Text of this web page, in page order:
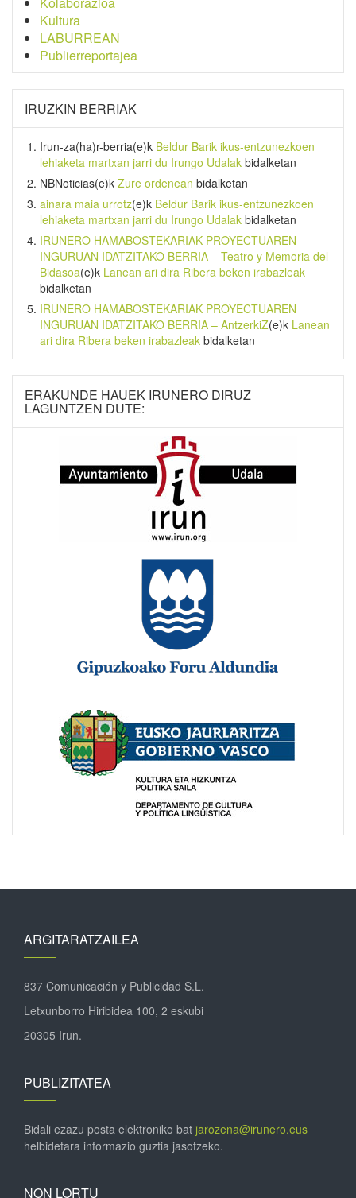
Kultura
LABURREAN
Publierreportajea
IRUZKIN BERRIAK
Irun-za(ha)r-berria(e)k Beldur Barik ikus-entzunezkoen
lehiaketa martxan jarri du Irungo Udalak bidalketan
NBNoticias(e)k Zure ordenean bidalketan
ainara maia urrotz(e)k Beldur Barik ikus-entzunezkoen
lehiaketa martxan jarri du Irungo Udalak bidalketan
IRUNERO HAMABOSTEKARIAK PROYECTUAREN
INGURUAN IDATZITAKO BERRIA – Teatro y Memoria del
Bidasoa(e)k Lanean ari dira Ribera beken irabazleak
bidalketan
IRUNERO HAMABOSTEKARIAK PROYECTUAREN
INGURUAN IDATZITAKO BERRIA – AntzerkiZ(e)k Lanean
ari dira Ribera beken irabazleak bidalketan
ERAKUNDE HAUEK IRUNERO DIRUZ
LAGUNTZEN DUTE:
ARGITARATZAILEA
837 Comunicación y Publicidad S.L.
Letxunborro Hiribidea 100, 2 eskubi
20305 Irun.
PUBLIZITATEA
Bidali ezazu posta elektroniko bat jarozena@irunero.eus
helbidetara informazio guztia jasotzeko.
NON LORTU